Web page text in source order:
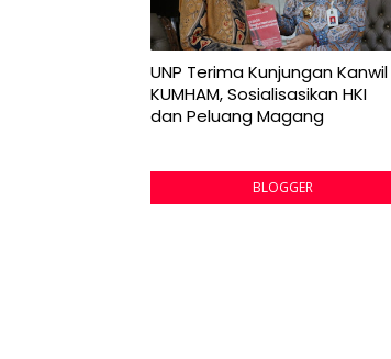
UNP Terima Kunjungan Kanwil
KUMHAM, Sosialisasikan HKI
dan Peluang Magang
BLOGGER